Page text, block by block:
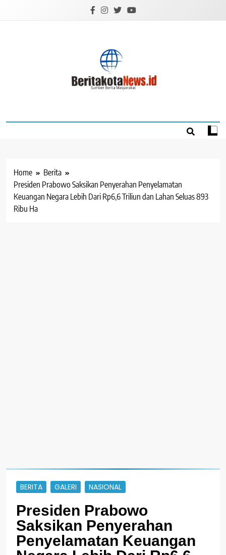
Home
Berita
Presiden Prabowo Saksikan Penyerahan Penyelamatan
Keuangan Negara Lebih Dari Rp6,6 Triliun dan Lahan Seluas 893
Ribu Ha
BERITA GALERI NASIONAL
Presiden Prabowo
Saksikan Penyerahan
Penyelamatan Keuangan